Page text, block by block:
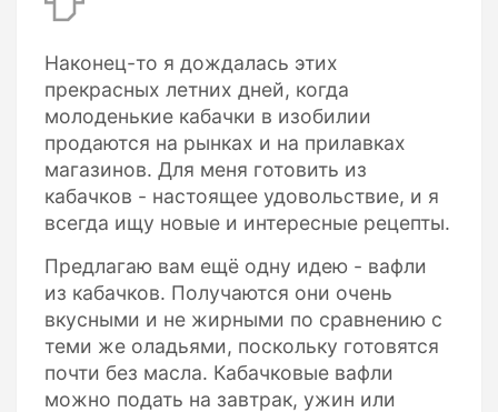
Наконец-то я дождалась этих
прекрасных летних дней, когда
молоденькие кабачки в изобилии
продаются на рынках и на прилавках
магазинов. Для меня готовить из
кабачков - настоящее удовольствие, и я
всегда ищу новые и интересные рецепты.
Предлагаю вам ещё одну идею - вафли
из кабачков. Получаются они очень
вкусными и не жирными по сравнению с
теми же оладьями, поскольку готовятся
почти без масла. Кабачковые вафли
можно подать на завтрак, ужин или